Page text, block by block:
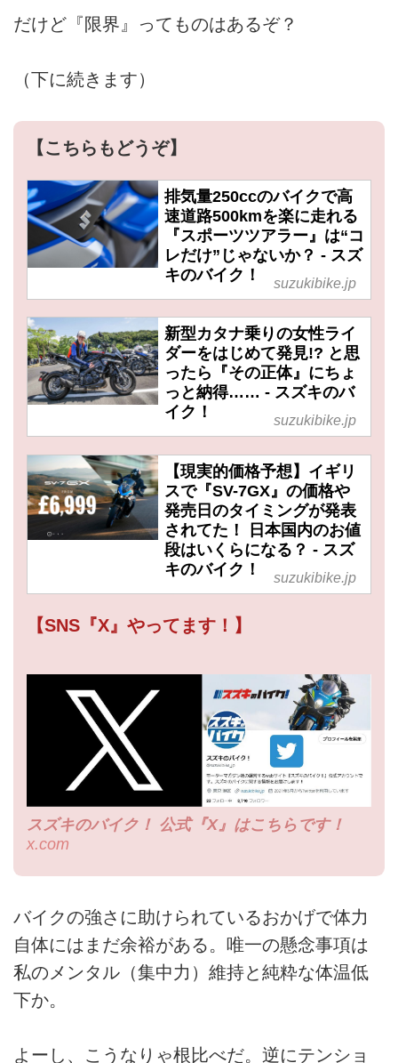
だけど『限界』ってものはあるぞ？
（下に続きます）
【こちらもどうぞ】
排気量250ccのバイクで高
速道路500kmを楽に走れる
『スポーツツアラー』は“コ
レだけ”じゃないか？ - スズ
キのバイク！
suzukibike.jp
新型カタナ乗りの女性ライ
ダーをはじめて発見!? と思
ったら『その正体』にちょ
っと納得…… - スズキのバ
イク！
suzukibike.jp
【現実的価格予想】イギリ
スで『SV-7GX』の価格や
発売日のタイミングが発表
されてた！ 日本国内のお値
段はいくらになる？ - スズ
キのバイク！
suzukibike.jp
【SNS『X』やってます！】
スズキのバイク！ 公式『X』はこちらです！
x.com
バイクの強さに助けられているおかげで体力
自体にはまだ余裕がある。唯一の懸念事項は
私のメンタル（集中力）維持と純粋な体温低
下か。
よーし、こうなりゃ根比べだ。逆にテンショ